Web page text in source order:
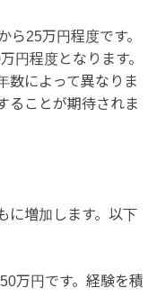
ら25万円程度です。
円程度となります。
数によって異なりま
ることが期待されま
に増加します。以下
万円です。経験を積